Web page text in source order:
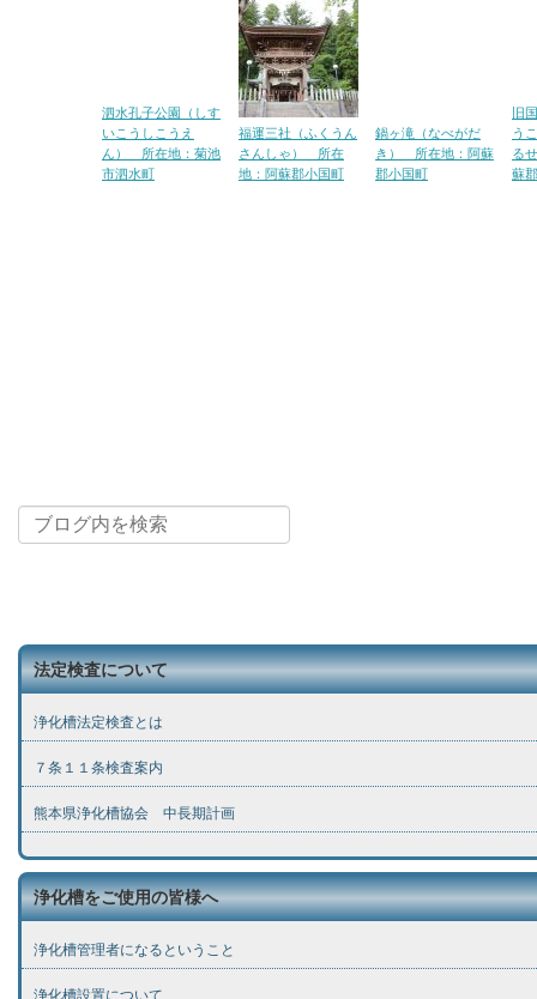
泗水孔子公園（しす
いこうしこうえ
ん） 所在地：菊池
市泗水町
福運三社（ふくうん
さんしゃ） 所在
地：阿蘇郡小国町
鍋ヶ滝（なべがだ
き） 所在地：阿蘇
郡小国町
旧
う
る
蘇
法定検査について
浄化槽法定検査とは
７条１１条検査案内
熊本県浄化槽協会 中長期計画
浄化槽をご使用の皆様へ
浄化槽管理者になるということ
浄化槽設置について